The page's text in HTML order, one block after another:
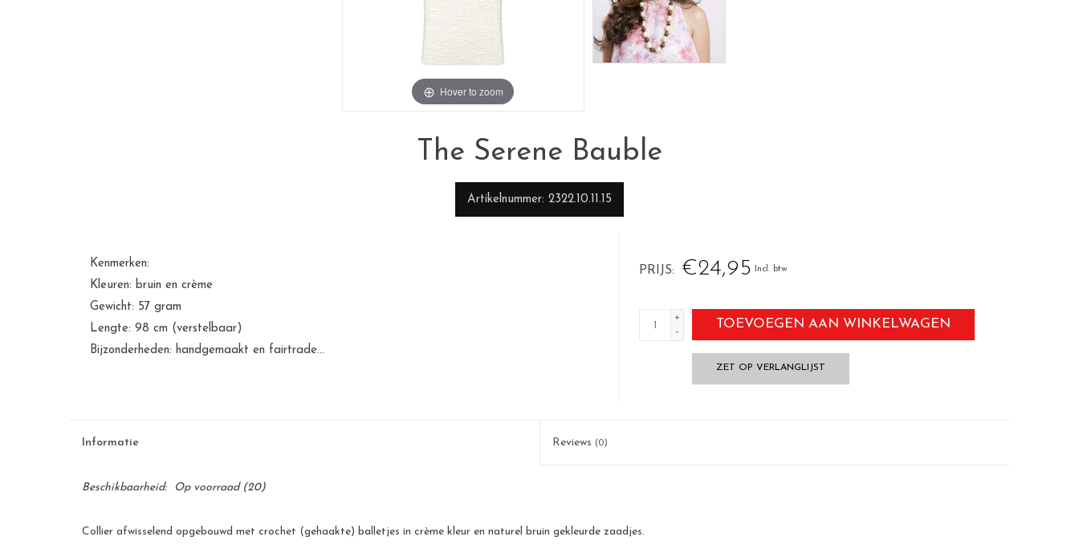
Hover to zoom
The Serene Bauble
Artikelnummer 2322.10.11.15
PRIJS €24,95 Incl. btw
+
-
TOEVOEGEN AAN WINKELWAGEN
ZET OP VERLANGLIJST
Kenmerken:
Kleuren: bruin en crème
Gewicht: 57 gram
Lengte: 98 cm (verstelbaar)
Bijzonderheden: handgemaakt en fairtrade...
Informatie Reviews (0)
Beschikbaarheid: Op voorraad(20)
Collier afwisselend opgebouwd met crochet (gehaakte) balletjes in crème kleur en naturel bruin gekleurde zaadjes.